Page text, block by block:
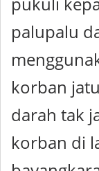
palupalu
korban
darah tak
korban di